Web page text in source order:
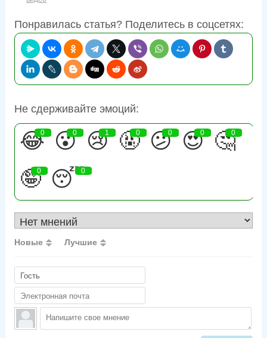
Понравилась статья? Поделитесь в соцсетях:
Не сдерживайте эмоций:
😂
0 😮
0 😢
1 🤬
0 😕
0 😍
0 🤔
0
🤪
0 😴
0
Новые Лучшие